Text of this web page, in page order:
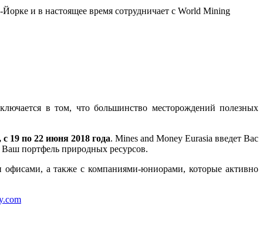
и в настоящее время сотрудничает с World Mining
в том, что большинство месторождений полезных
19 по 22 июня 2018 года. Mines and Money Eurasia введет Вас
портфель природных ресурсов.
а также с компаниями-юниорами, которые активно